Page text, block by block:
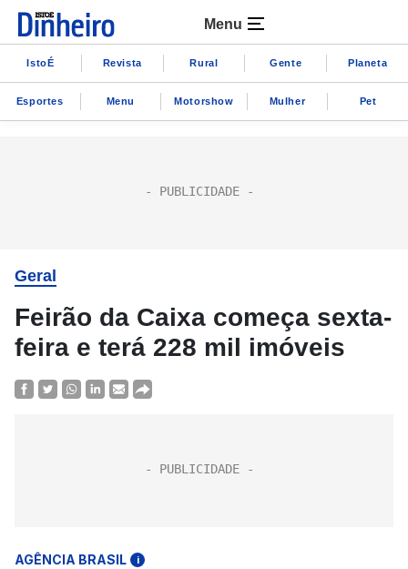
Menu
IstoÉ Revista Rural Gente Planeta
Esportes Menu Motorshow Mulher Pet
Geral
Feirão da Caixa começa sexta-
feira e terá 228 mil imóveis
AGÊNCIA BRASIL i